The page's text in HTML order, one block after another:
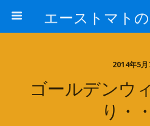
2014年5月
ゴールデンウ
り・